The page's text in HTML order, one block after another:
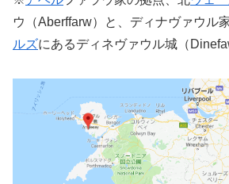
ウ（Aberffarw）と、ディナヴァウル
ルズにあるディネヴァウル城（